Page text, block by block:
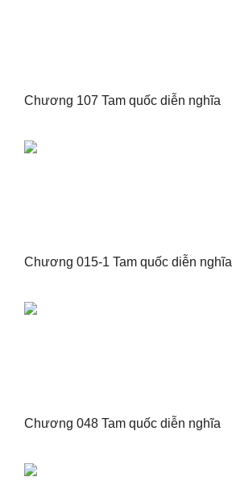
Chương 107 Tam quốc diễn nghĩa
Chương 015-1 Tam quốc diễn nghĩa
Chương 048 Tam quốc diễn nghĩa